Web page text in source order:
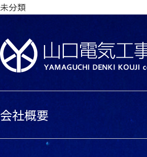
ン
未分類
会社概要